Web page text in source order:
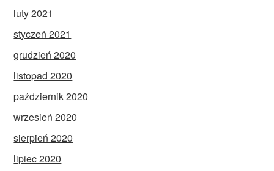
luty 2021
styczeń 2021
grudzień 2020
listopad 2020
październik 2020
wrzesień 2020
sierpień 2020
lipiec 2020